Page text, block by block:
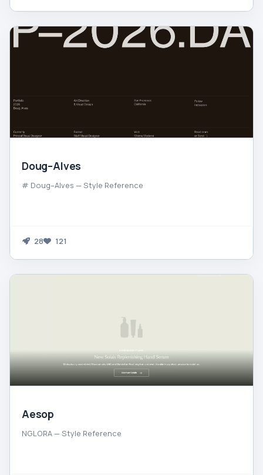
Doug–Alves
# Doug–Alves — Style Reference
28 121
Aesop
NGLORA — Style Reference